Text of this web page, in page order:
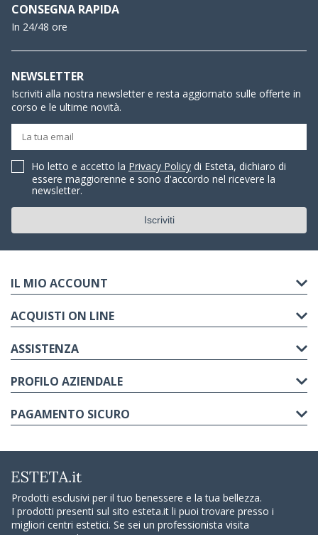
CONSEGNA RAPIDA
In 24/48 ore
NEWSLETTER
Iscriviti alla nostra newsletter e resta aggiornato sulle offerte in
corso e le ultime novità.
Ho letto e accetto la Privacy Policy di Esteta, dichiaro di
essere maggiorenne e sono d'accordo nel ricevere la
newsletter.
IL MIO ACCOUNT
ACQUISTI ON LINE
ASSISTENZA
PROFILO AZIENDALE
PAGAMENTO SICURO
Prodotti esclusivi per il tuo benessere e la tua bellezza.
I prodotti presenti sul sito esteta.it li puoi trovare presso i
migliori centri estetici. Se sei un professionista visita